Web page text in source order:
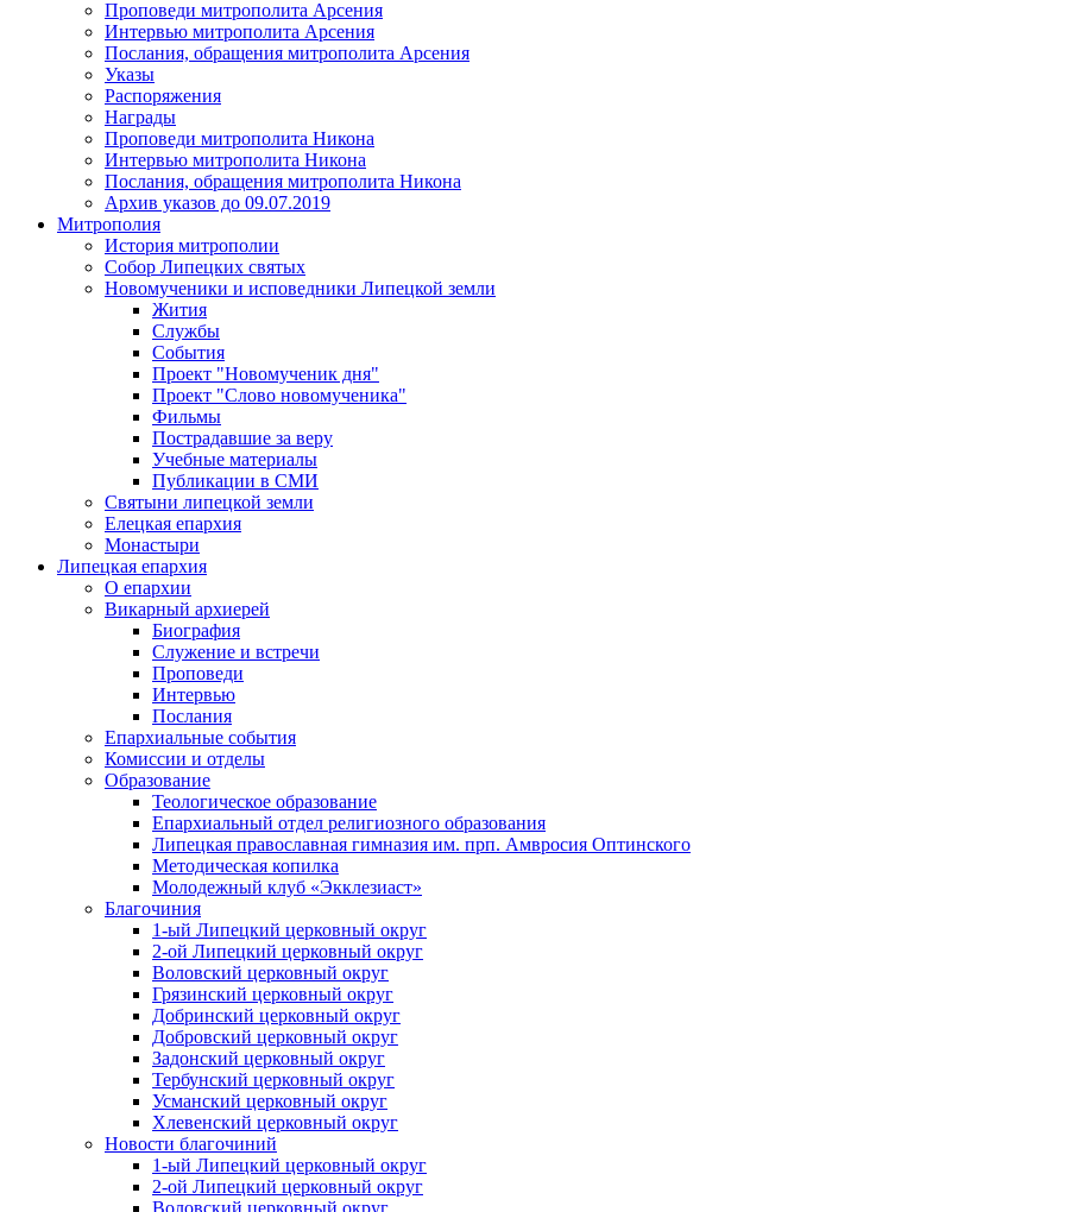
Проповеди митрополита Арсения
Интервью митрополита Арсения
Послания, обращения митрополита Арсения
Указы
Распоряжения
Награды
Проповеди митрополита Никона
Интервью митрополита Никона
Послания, обращения митрополита Никона
Архив указов до 09.07.2019
Митрополия
История митрополии
Собор Липецких святых
Новомученики и исповедники Липецкой земли
Жития
Службы
События
Проект "Новомученик дня"
Проект "Слово новомученика"
Фильмы
Пострадавшие за веру
Учебные материалы
Публикации в СМИ
Святыни липецкой земли
Елецкая епархия
Монастыри
Липецкая епархия
О епархии
Викарный архиерей
Биография
Служение и встречи
Проповеди
Интервью
Послания
Епархиальные события
Комиссии и отделы
Образование
Теологическое образование
Епархиальный отдел религиозного образования
Липецкая православная гимназия им. прп. Амвросия Оптинского
Методическая копилка
Молодежный клуб «Экклезиаст»
Благочиния
1-ый Липецкий церковный округ
2-ой Липецкий церковный округ
Воловский церковный округ
Грязинский церковный округ
Добринский церковный округ
Добровский церковный округ
Задонский церковный округ
Тербунский церковный округ
Усманский церковный округ
Хлевенский церковный округ
Новости благочиний
1-ый Липецкий церковный округ
2-ой Липецкий церковный округ
Воловский церковный округ